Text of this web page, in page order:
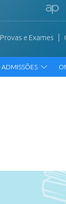
Provas e Exames
ADMISSÕES